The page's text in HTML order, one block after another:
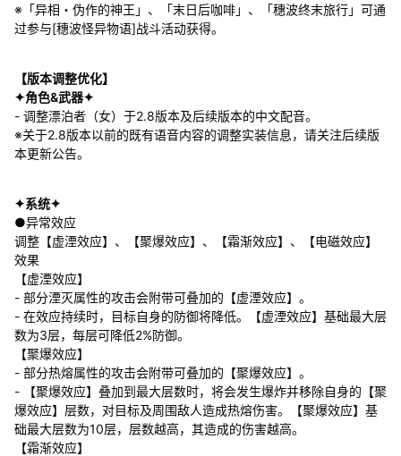
※「异相・伪作的神王」、「末日后咖啡」、「穗波终末旅行」可通
过参与[穗波怪异物语]战斗活动获得。
【版本调整优化】
✦角色&武器✦
- 调整漂泊者（女）于2.8版本及后续版本的中文配音。
※关于2.8版本以前的既有语音内容的调整实装信息，请关注后续版
本更新公告。
✦系统✦
●异常效应
调整【虚湮效应】、【聚爆效应】、【霜渐效应】、【电磁效应】
效果
【虚湮效应】
- 部分湮灭属性的攻击会附带可叠加的【虚湮效应】。
- 在效应持续时，目标自身的防御将降低。【虚湮效应】基础最大层
数为3层，每层可降低2%防御。
【聚爆效应】
- 部分热熔属性的攻击会附带可叠加的【聚爆效应】。
- 【聚爆效应】叠加到最大层数时，将会发生爆炸并移除自身的【聚
爆效应】层数，对目标及周围敌人造成热熔伤害。【聚爆效应】基
础最大层数为10层，层数越高，其造成的伤害越高。
【霜渐效应】